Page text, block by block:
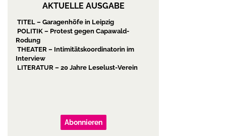
AKTUELLE AUSGABE
TITEL – Garagenhöfe in Leipzig
POLITIK – Protest gegen Capawald-
Rodung
THEATER – Intimitätskoordinatorin im
Interview
LITERATUR – 20 Jahre Leselust-Verein
Abonnieren